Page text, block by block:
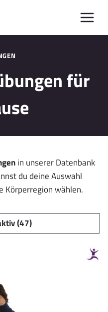
für
in unserer Datenbank
du deine Auswahl
Körperregion wählen.
(47)